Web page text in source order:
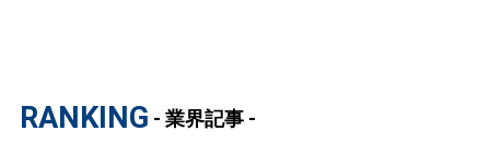
RANKING - 業界記事 -